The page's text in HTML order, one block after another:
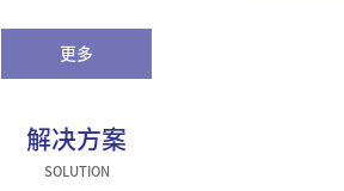
更多
解决方案
SOLUTION